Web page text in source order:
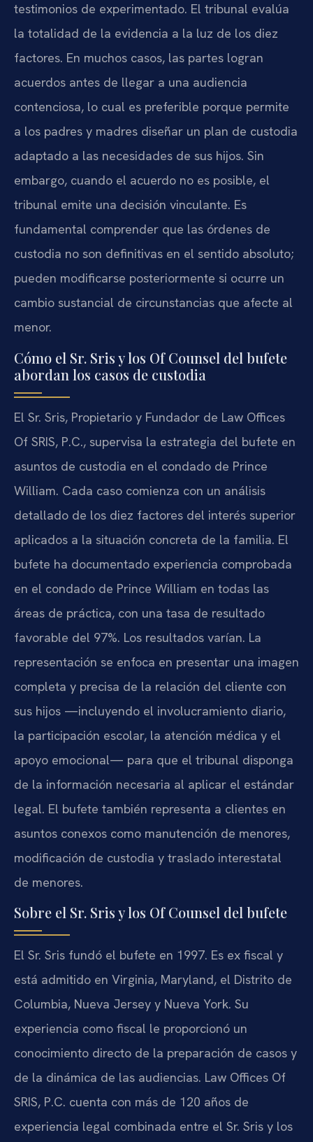
testimonios de experimentado. El tribunal evalúa
la totalidad de la evidencia a la luz de los diez
factores. En muchos casos, las partes logran
acuerdos antes de llegar a una audiencia
contenciosa, lo cual es preferible porque permite
a los padres y madres diseñar un plan de custodia
adaptado a las necesidades de sus hijos. Sin
embargo, cuando el acuerdo no es posible, el
tribunal emite una decisión vinculante. Es
fundamental comprender que las órdenes de
custodia no son definitivas en el sentido absoluto;
pueden modificarse posteriormente si ocurre un
cambio sustancial de circunstancias que afecte al
menor.
Cómo el Sr. Sris y los Of Counsel del bufete
abordan los casos de custodia
El Sr. Sris, Propietario y Fundador de Law Offices
Of SRIS, P.C., supervisa la estrategia del bufete en
asuntos de custodia en el condado de Prince
William. Cada caso comienza con un análisis
detallado de los diez factores del interés superior
aplicados a la situación concreta de la familia. El
bufete ha documentado experiencia comprobada
en el condado de Prince William en todas las
áreas de práctica, con una tasa de resultado
favorable del 97%. Los resultados varían. La
representación se enfoca en presentar una imagen
completa y precisa de la relación del cliente con
sus hijos —incluyendo el involucramiento diario,
la participación escolar, la atención médica y el
apoyo emocional— para que el tribunal disponga
de la información necesaria al aplicar el estándar
legal. El bufete también representa a clientes en
asuntos conexos como manutención de menores,
modificación de custodia y traslado interestatal
de menores.
Sobre el Sr. Sris y los Of Counsel del bufete
El Sr. Sris fundó el bufete en 1997. Es ex fiscal y
está admitido en Virginia, Maryland, el Distrito de
Columbia, Nueva Jersey y Nueva York. Su
experiencia como fiscal le proporcionó un
conocimiento directo de la preparación de casos y
de la dinámica de las audiencias. Law Offices Of
SRIS, P.C. cuenta con más de 120 años de
experiencia legal combinada entre el Sr. Sris y los